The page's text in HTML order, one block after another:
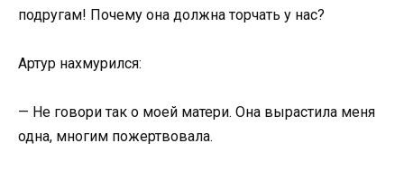
подругам! Почему она должна торчать у нас?
Артур нахмурился:
— Не говори так о моей матери. Она вырастила меня
одна, многим пожертвовала.